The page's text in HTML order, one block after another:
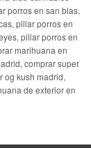
porros en san blas,
pillar porros en
pillar porros en
marihuana en
comprar super
og kush madrid,
de exterior en